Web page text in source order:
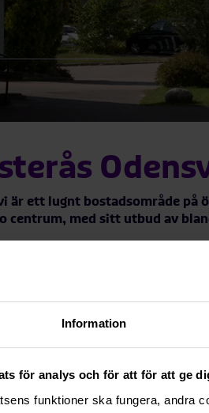
Information
för analys och för att för att ge
funktioner ska fungera, andra
är ett lugnt bostadsområde på
centrum, med sitt utbud av
är ett trevligt område som
och cykelvägar, samt
erbjuder bra service och
camping, vandrarhem, Skiljebo
aktiva föreningar och ett starkt